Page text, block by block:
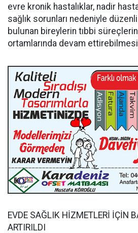
evre kronik hastalıklar, nadir
sağlık sorunları nedeniyle
bulunan bireylerin tıbbi
ortamlarında devam ettirebilmesi
EVDE SAĞLIK HİZMETLERİ İÇİN
ARTIRILDI